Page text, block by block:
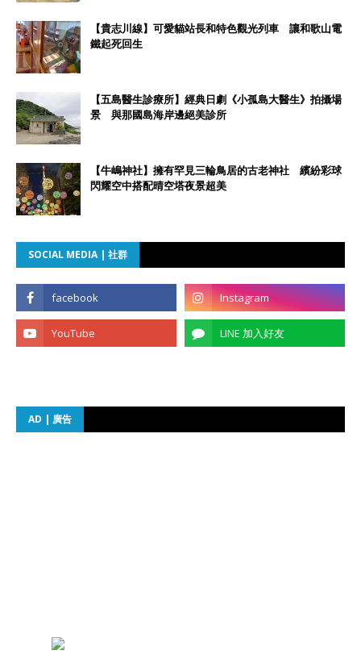
【貴志川線】可愛貓站長和特色觀光列車 讓和歌山電
鐵起死回生
【五島醫生診療所】經典日劇《小孤島大醫生》拍攝場
景 與那國島海岸邊絕美診所
【牛嶋神社】擁有罕見三輪鳥居的古老神社 繽紛彩球
閃耀空中搭配晴空塔夜景超美
SOCIAL MEDIA | 社群
AD | 廣告